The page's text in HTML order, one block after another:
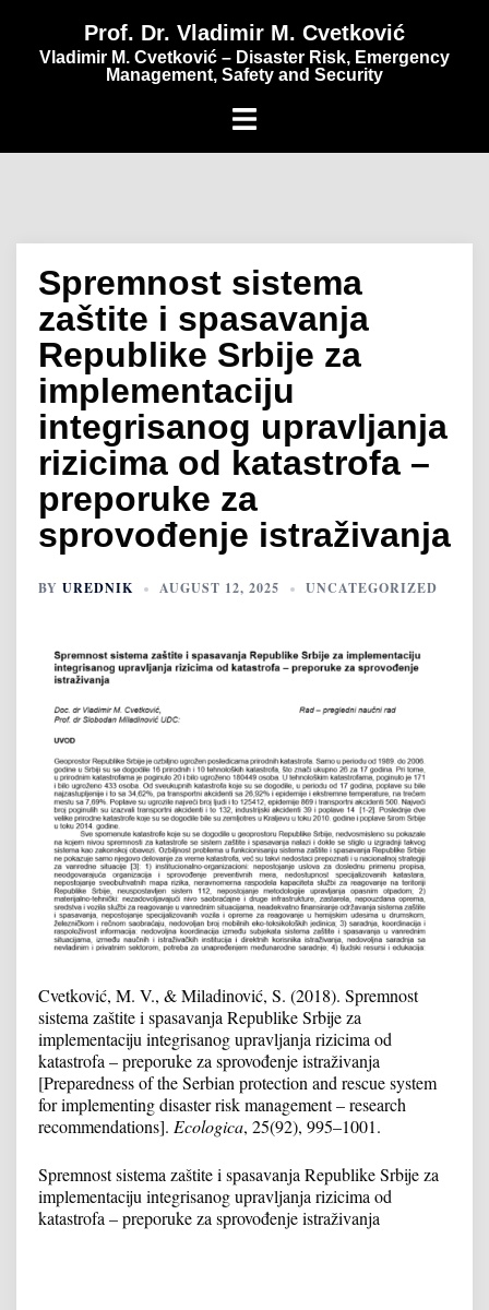
Prof. Dr. Vladimir M. Cvetković
Vladimir M. Cvetković – Disaster Risk, Emergency
Management, Safety and Security
Spremnost sistema
zaštite i spasavanja
Republike Srbije za
implementaciju
integrisanog upravljanja
rizicima od katastrofa –
preporuke za
sprovođenje istraživanja
BY UREDNIK AUGUST 12, 2025 UNCATEGORIZED
Cvetković, M. V., & Miladinović, S. (2018). Spremnost
sistema zaštite i spasavanja Republike Srbije za
implementaciju integrisanog upravljanja rizicima od
katastrofa – preporuke za sprovođenje istraživanja
[Preparedness of the Serbian protection and rescue system
for implementing disaster risk management – research
recommendations]. Ecologica, 25(92), 995–1001.
Spremnost sistema zaštite i spasavanja Republike Srbije za
implementaciju integrisanog upravljanja rizicima od
katastrofa – preporuke za sprovođenje istraživanja